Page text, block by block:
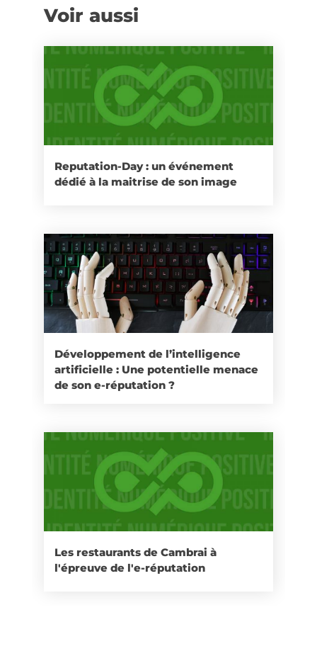
Voir aussi
Reputation-Day : un événement
dédié à la maitrise de son image
Développement de l’intelligence
artificielle : Une potentielle menace
de son e-réputation ?
Les restaurants de Cambrai à
l'épreuve de l'e-réputation